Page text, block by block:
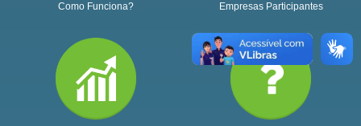
Como Funciona? Empresas Participantes